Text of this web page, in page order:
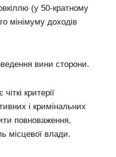
(у 50-кратному
мінімуму доходів
вини сторони.
критерії
і кримінальних
повноваження,
місцевої влади.